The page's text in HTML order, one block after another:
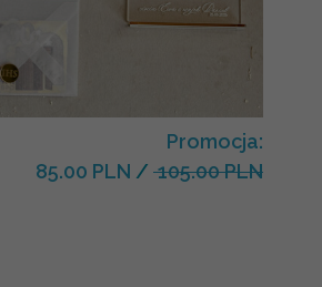
Promocja:
85.00 PLN / 105.00 PLN